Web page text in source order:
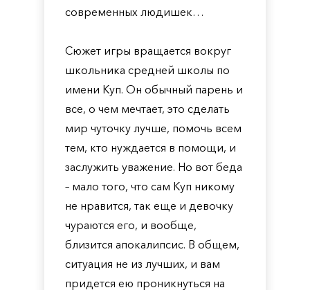
современных людишек…
Сюжет игры вращается вокруг
школьника средней школы по
имени Куп. Он обычный парень и
все, о чем мечтает, это сделать
мир чуточку лучше, помочь всем
тем, кто нуждается в помощи, и
заслужить уважение. Но вот беда
– мало того, что сам Куп никому
не нравится, так еще и девочку
чураются его, и вообще,
близится апокалипсис. В общем,
ситуация не из лучших, и вам
придется ею проникнуться на